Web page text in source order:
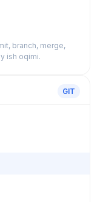
branch, merge,
ish oqimi.
GIT